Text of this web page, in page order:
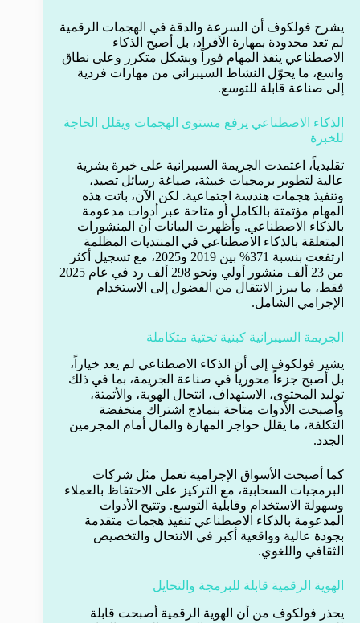
يشرح فولكوف أن السرعة والدقة في الهجمات الرقمية
لم تعد محدودة بمهارة الأفراد، بل أصبح الذكاء
الاصطناعي ينفذ المهام فوراً وبشكل متكرر وعلى نطاق
واسع، ما يحوّل النشاط السيبراني من مهارات فردية
إلى صناعة قابلة للتوسع.
الذكاء الاصطناعي يرفع مستوى الهجمات ويقلل الحاجة
للخبرة
تقليدياً، اعتمدت الجريمة السيبرانية على خبرة بشرية
عالية لتطوير برمجيات خبيثة، صياغة رسائل تصيد،
وتنفيذ هجمات هندسة اجتماعية. لكن الآن، باتت هذه
المهام مؤتمتة بالكامل أو متاحة عبر أدوات مدعومة
بالذكاء الاصطناعي. وأظهرت البيانات أن المنشورات
المتعلقة بالذكاء الاصطناعي في المنتديات المظلمة
ارتفعت بنسبة 371% بين 2019 و2025، مع تسجيل أكثر
من 23 ألف منشور أولي ونحو 298 ألف رد في عام 2025
فقط، ما يبرز الانتقال من الفضول إلى الاستخدام
الإجرامي الشامل.
الجريمة السيبرانية كبنية تحتية متكاملة
يشير فولكوف إلى أن الذكاء الاصطناعي لم يعد خياراً،
بل أصبح جزءاً محورياً في صناعة الجريمة، بما في ذلك
توليد المحتوى، الاستهداف، انتحال الهوية، والأتمتة،
وأصبحت الأدوات متاحة بنماذج اشتراك منخفضة
التكلفة، ما يقلل حواجز المهارة والمال أمام المجرمين
الجدد.
كما أصبحت الأسواق الإجرامية تعمل مثل شركات
البرمجيات السحابية، مع التركيز على الاحتفاظ بالعملاء
وسهولة الاستخدام وقابلية التوسع. وتتيح الأدوات
المدعومة بالذكاء الاصطناعي تنفيذ هجمات متقدمة
بجودة عالية وواقعية أكبر في الانتحال والتخصيص
الثقافي واللغوي.
الهوية الرقمية قابلة للبرمجة والتحايل
يحذر فولكوف من أن الهوية الرقمية أصبحت قابلة